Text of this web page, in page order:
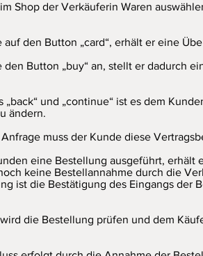
Shop der Verkäuferin Waren
auf den Button „card“, erhält er eine
den Button „buy“ an, stellt er dadurch
„back“ und „continue“ ist es dem
ändern.
muss der Kunde diese
eine Bestellung ausgeführt,
keine Bestellannahme durch die
ist die Bestätigung des Eingangs der
die Bestellung prüfen und dem